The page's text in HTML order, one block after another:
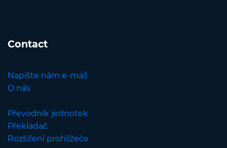
Contact
Napište nám e-mail
O nás
Převodník jednotek
Překladač
Rozšíření prohlížeče